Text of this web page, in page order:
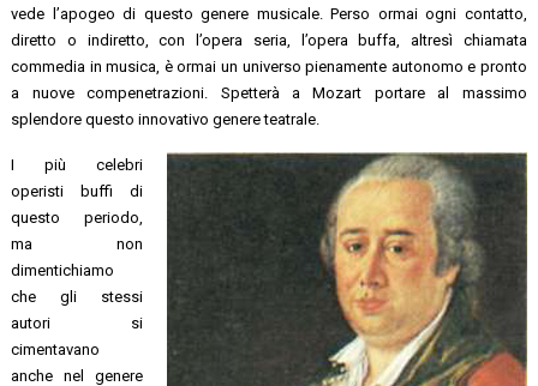
vede l’apogeo di questo genere musicale. Perso ormai ogni contatto,
diretto o indiretto, con l’opera seria, l’opera buffa, altresì chiamata
commedia in musica, è ormai un universo pienamente autonomo e pronto
a nuove compenetrazioni. Spetterà a Mozart portare al massimo
splendore questo innovativo genere teatrale.
I più celebri
operisti buffi di
questo periodo,
ma non
dimentichiamo
che gli stessi
autori si
cimentavano
anche nel genere